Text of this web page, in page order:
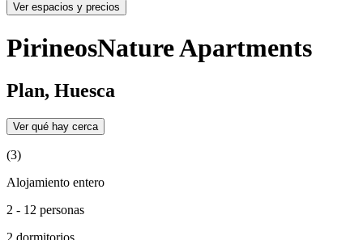
Ver espacios y precios
PirineosNature Apartments
Plan, Huesca
Ver qué hay cerca
(3)
Alojamiento entero
2 - 12 personas
2 dormitorios